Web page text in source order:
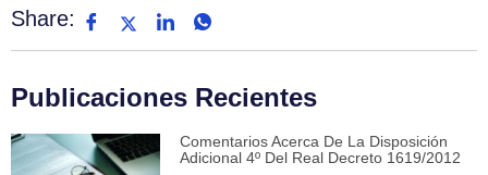
Share:
Publicaciones Recientes
Comentarios Acerca De La Disposición
Adicional 4º Del Real Decreto 1619/2012